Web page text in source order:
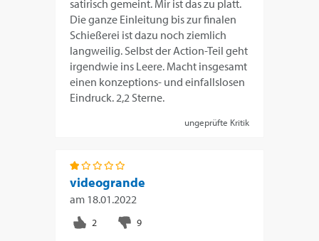
satirisch gemeint. Mir ist das zu platt.
Die ganze Einleitung bis zur finalen
Schießerei ist dazu noch ziemlich
langweilig. Selbst der Action-Teil geht
irgendwie ins Leere. Macht insgesamt
einen konzeptions- und einfallslosen
Eindruck. 2,2 Sterne.
ungeprüfte Kritik
videogrande
am 18.01.2022